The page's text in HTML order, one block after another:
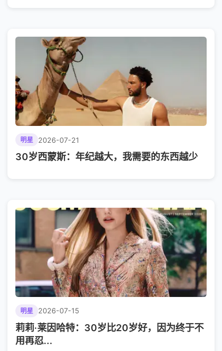
明星 2026-07-21
30岁西蒙斯：年纪越大，我需要的东西越少
明星 2026-07-15
莉莉·莱因哈特：30岁比20岁好，因为终于不
用再忍...